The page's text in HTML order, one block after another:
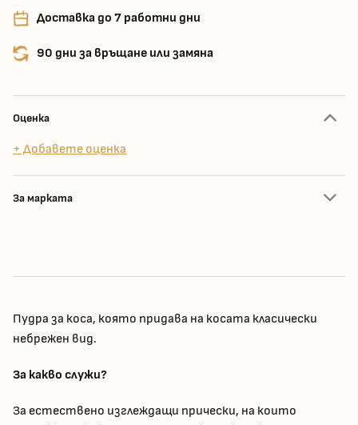
Доставка до 7 работни дни
90 дни за връщане или замяна
Оценка
+ Добавете оценка
За марката
Пудра за коса, която придава на косата класически
небрежен вид.
За какво служи?
За естествено изглеждащи прически, на които